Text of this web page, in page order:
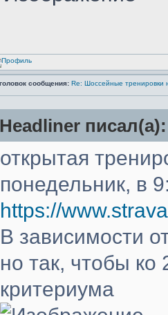
сообщения: Re: Шоссейные тренировки
Headliner писал(а):
открытая
понедельник, в
https://
В зависимости
но так, чтобы ко
критериума